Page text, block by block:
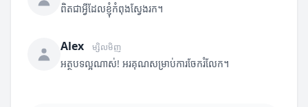
ពិតជាអ្វីដែលខ្ញុំកំពុងស្វែងរក។
Alex ម្សិលមិញ
អត្ថបទល្អណាស់! អរគុណសម្រាប់ការចែករំលែក។